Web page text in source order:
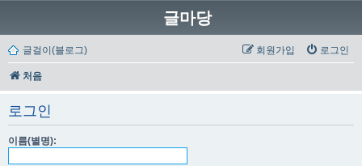
글마당
글걸이(블로그) 로그인
회원가입
처음
로그인
이름(별명):